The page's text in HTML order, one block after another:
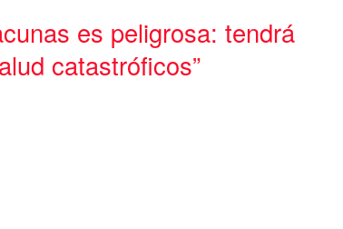
es peligrosa: tendrá
catastróficos”